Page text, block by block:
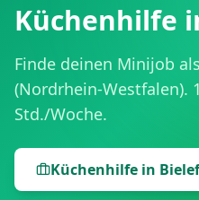
Küchenhilfe
Finde deinen Minijob als
(Nordrhein-Westfalen).
Std./Woche.
Küchenhilfe in